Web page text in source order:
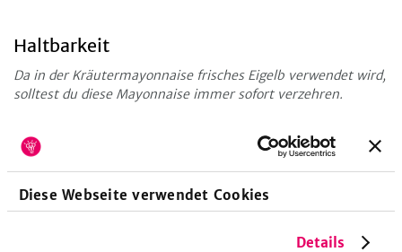
Diese Webseite verwendet Cookies
Details
Haltbarkeit
Da in der Kräutermayonnaise frisches Eigelb verwendet wird,
solltest du diese Mayonnaise immer sofort verzehren.
Dazu passen ...
... am besten Pommes. Die Kräutermayonnaise passt gut zu
Pommesoder als Soße zuallen möglichen Burger-